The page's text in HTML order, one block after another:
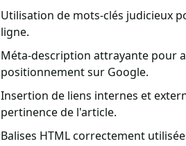
Utilisation de mots-clés judicieux
ligne.
Méta-description attrayante pour
positionnement sur Google.
Insertion de liens internes et
pertinence de l'article.
Balises HTML correctement